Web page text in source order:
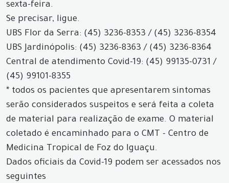
sexta-feira.
Se precisar, ligue.
UBS Flor da Serra: (45) 3236-8353 / (45) 3236-8354
UBS Jardinópolis: (45) 3236-8363 / (45) 3236-8364
Central de atendimento Covid-19: (45) 99135-0731 /
(45) 99101-8355
* todos os pacientes que apresentarem sintomas
serão considerados suspeitos e será feita a coleta
de material para realização de exame. O material
coletado é encaminhado para o CMT - Centro de
Medicina Tropical de Foz do Iguaçu.
Dados oficiais da Covid-19 podem ser acessados nos
seguintes